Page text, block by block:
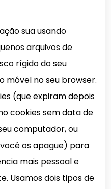
sua usando
arquivos de
rígido do seu
móvel no seu browser.
(que expiram depois
cookies sem data de
computador, ou
os apague) para
mais pessoal e
Usamos dois tipos de